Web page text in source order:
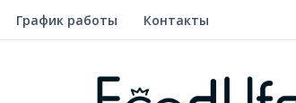
График работы Контакты